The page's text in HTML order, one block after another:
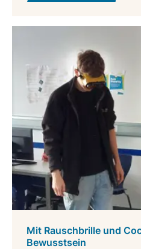
Mit Rauschbrille und
Bewusstsein